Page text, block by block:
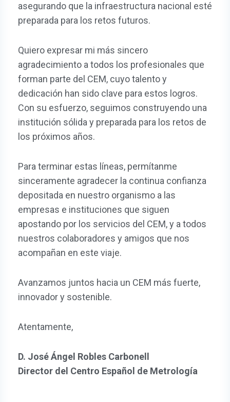
asegurando que la infraestructura nacional esté
preparada para los retos futuros.
Quiero expresar mi más sincero
agradecimiento a todos los profesionales que
forman parte del CEM, cuyo talento y
dedicación han sido clave para estos logros.
Con su esfuerzo, seguimos construyendo una
institución sólida y preparada para los retos de
los próximos años.
Para terminar estas líneas, permítanme
sinceramente agradecer la continua confianza
depositada en nuestro organismo a las
empresas e instituciones que siguen
apostando por los servicios del CEM, y a todos
nuestros colaboradores y amigos que nos
acompañan en este viaje.
Avanzamos juntos hacia un CEM más fuerte,
innovador y sostenible.
Atentamente,
D. José Ángel Robles Carbonell
Director del Centro Español de Metrología